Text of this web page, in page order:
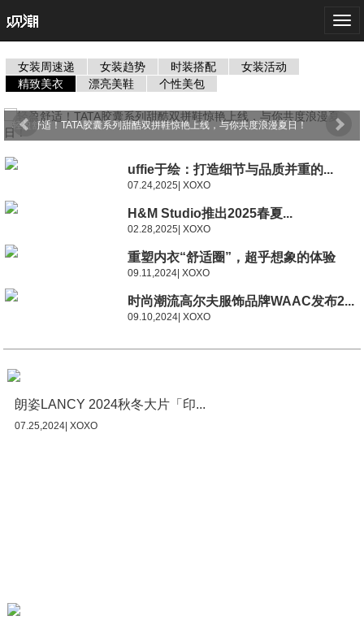
女装周速递 女装趋势 时装搭配
女装活动
精致美衣
漂亮美鞋 个性美包
轻盈舒适！TATA胶囊系列甜酷双拼鞋惊艳上线，与你共度浪漫夏日！
uffie于绘：打造细节与品质并重的...
07.24,2025| XOXO
H&M Studio推出2025春夏...
02.28,2025| XOXO
重塑内衣“舒适圈”，超乎想象的体验
09.11,2024| XOXO
时尚潮流高尔夫服饰品牌WAAC发布2...
09.10,2024| XOXO
朗姿LANCY 2024秋冬大片「印...
07.25,2024| XOXO